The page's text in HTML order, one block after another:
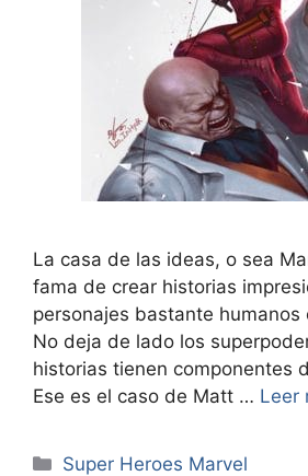
La casa de las ideas, o sea
fama de crear historias
personajes bastante humanos
No deja de lado los
historias tienen componentes
Ese es el caso de Matt … Leer
Categorías
Super Heroes Marvel